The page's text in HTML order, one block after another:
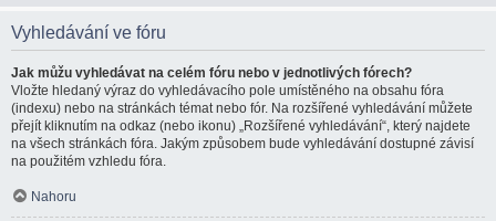
Vyhledávání ve fóru
Jak můžu vyhledávat na celém fóru nebo v jednotlivých fórech?
Vložte hledaný výraz do vyhledávacího pole umístěného na obsahu fóra
(indexu) nebo na stránkách témat nebo fór. Na rozšířené vyhledávání můžete
přejít kliknutím na odkaz (nebo ikonu) „Rozšířené vyhledávání“, který najdete
na všech stránkách fóra. Jakým způsobem bude vyhledávání dostupné závisí
na použitém vzhledu fóra.
Nahoru